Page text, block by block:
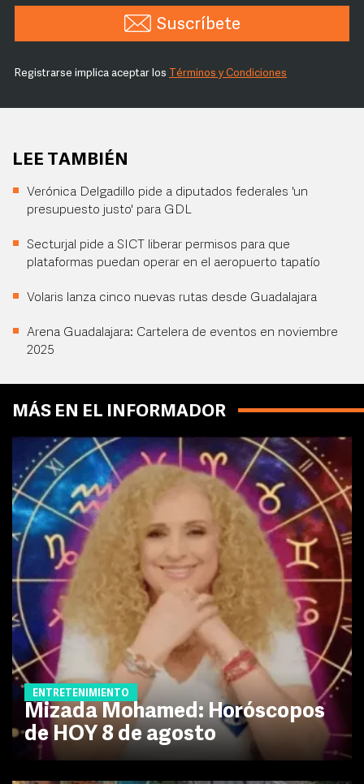
Suscríbete
Registrarse implica aceptar los Términos y Condiciones
LEE TAMBIÉN
Verónica Delgadillo pide a diputados federales 'un
presupuesto justo' para GDL
Secturjal pide a SICT liberar permisos para que
plataformas puedan operar en el aeropuerto tapatío
Volaris lanza cinco nuevas rutas desde Guadalajara
Arena Guadalajara: Cartelera de eventos en noviembre
2025
MÁS EN EL INFORMADOR
ENTRETENIMIENTO
Mizada Mohamed: Horóscopos
de HOY 8 de agosto